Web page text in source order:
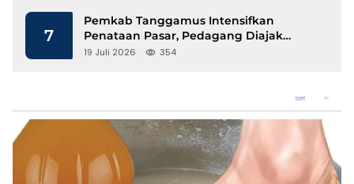
7
Pemkab Tanggamus Intensifkan
Penataan Pasar, Pedagang Diajak
Tempati Pasar Modern Talang Padang
19 Juli 2026 354